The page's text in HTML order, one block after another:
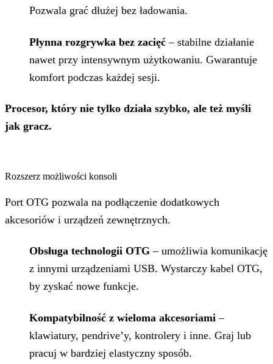
Pozwala grać dłużej bez ładowania.
Płynna rozgrywka bez zacięć – stabilne działanie
nawet przy intensywnym użytkowaniu. Gwarantuje
komfort podczas każdej sesji.
Procesor, który nie tylko działa szybko, ale też myśli
jak gracz.
Rozszerz możliwości konsoli
Port OTG pozwala na podłączenie dodatkowych
akcesoriów i urządzeń zewnętrznych.
Obsługa technologii OTG – umożliwia komunikację
z innymi urządzeniami USB. Wystarczy kabel OTG,
by zyskać nowe funkcje.
Kompatybilność z wieloma akcesoriami –
klawiatury, pendrive’y, kontrolery i inne. Graj lub
pracuj w bardziej elastyczny sposób.